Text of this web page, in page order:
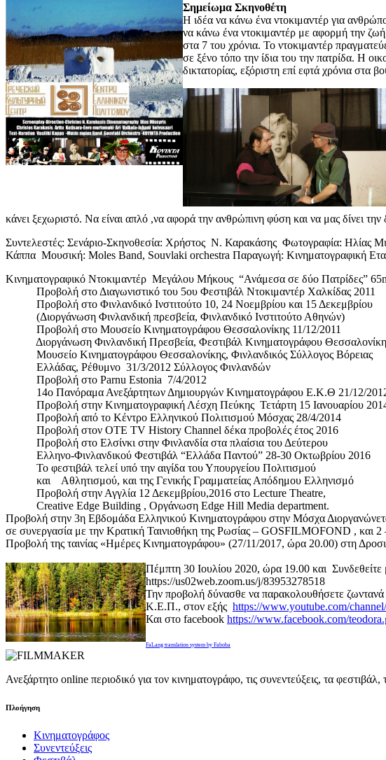
Σημείωμα Σκηνοθέτη
Η ιδέα να κάνω ένα ντοκιμαντέρ για
να κάνω ένα ντοκιμαντέρ με αφορμή την
στα 7 του χρόνια. Το ντοκιμαντέρ
σε ξένο τόπο την ίδια του την πατρίδα. Η
δικτατορίας, εξόριστη επί εφτά χρόνια στα
κάνει ξεχωριστό. Να είναι απλό ,να αφορά την ανθρώπινη φύση και να μας δίνει
Συντελεστές: Σενάριο-Σκηνοθεσία: Χρήστος Ν. Καρακάσης Φωτογραφία: Ηλίας
Κάππα Μουσική: Moles Band, Souvlaki orchestra Παραγωγή: Κινηματογραφική
Κινηματογραφικό Ντοκιμαντέρ Μεγάλου Μήκους “Ανάμεσα σε δύο Πατρίδες”
Προβολή στο Διαγωνιστικό του 5ου Φεστιβάλ Ντοκιμαντέρ Χαλκίδας 2011
Προβολή στο Φινλανδικό Ινστιτούτο 10, 24 Νοεμβρίου και 15
(Διοργάνωση Φινλανδική πρεσβεία, Φινλανδικό Ινστιτούτο Αθηνών)
Προβολή στο Μουσείο Κινηματογράφου Θεσσαλονίκης 11/12/2011
Διοργάνωση Φινλανδική Πρεσβεία, Φεστιβάλ Κινηματογράφου
Μουσείο Κινηματογράφου Θεσσαλονίκης, Φινλανδικός Σύλλογος Βόρειας
Ελλάδας, Ρέθυμνο 31/3/2012 Σύλλογος Φινλανδών
Προβολή στο Parnu Estonia 7/4/2012
14o Πανόραμα Ανεξάρτητων Δημιουργών Κινηματογράφου Ε.Κ.Θ 21/12/
Προβολή στην Κινηματογραφική Λέσχη Πεύκης Τετάρτη 15 Ιανουαρίου
Προβολή από το Κέντρο Ελληνικού Πολιτισμού Μόσχας 28/4/2014
Προβολή στον ΟΤΕ TV History Channel δέκα προβολές έτος 2016
Προβολή στο Ελσίνκι στην Φινλανδία στα πλαίσια του Δεύτερου
Ελληνο-Φινλανδικού Φεστιβάλ “Ελλάδα Παντού” 28-30 Οκτωβρίου 2016
Το φεστιβάλ τελεί υπό την αιγίδα του Υπουργείου Πολιτισμού
και Αθλητισμού, και της Γενικής Γραμματείας Απόδημου Ελληνισμό
Προβολή στην Αγγλία 12 Δεκεμβρίου,2016 στο Lecture Theatre,
Creative Edge Building , Οργάνωση Edge Hill Media department.
Προβολή στην 3η Εβδομάδα Ελληνικού Κινηματογράφου στην Μόσχα
σε συνεργασία με την Κρατική Ταινιοθήκη της Ρωσίας – GOSFILMOFOND , και
Προβολή της ταινίας «Ημέρες Κινηματογράφου» (27/11/2017, ώρα 20.00) στη
Πέμπτη 30 Ιουλίου 2020, ώρα 19.00 και Συνδεθείτε
https://us02web.zoom.us/j/83953278518
Την προβολή δύνασθε να παρακολουθήσετε
Κ.Ε.Π., στον εξής https://www.youtube.com/
Και στο facebook https://www.facebook.com/
FaLang translation system by Faboba
Ανεξάρτητο online περιοδικό για τον κινηματογράφο, τις συνεντεύξεις, τα
Πλοήγηση
Κινηματογράφος
Συνεντεύξεις